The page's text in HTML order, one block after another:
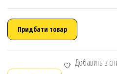
Придбати товар
Добавить в